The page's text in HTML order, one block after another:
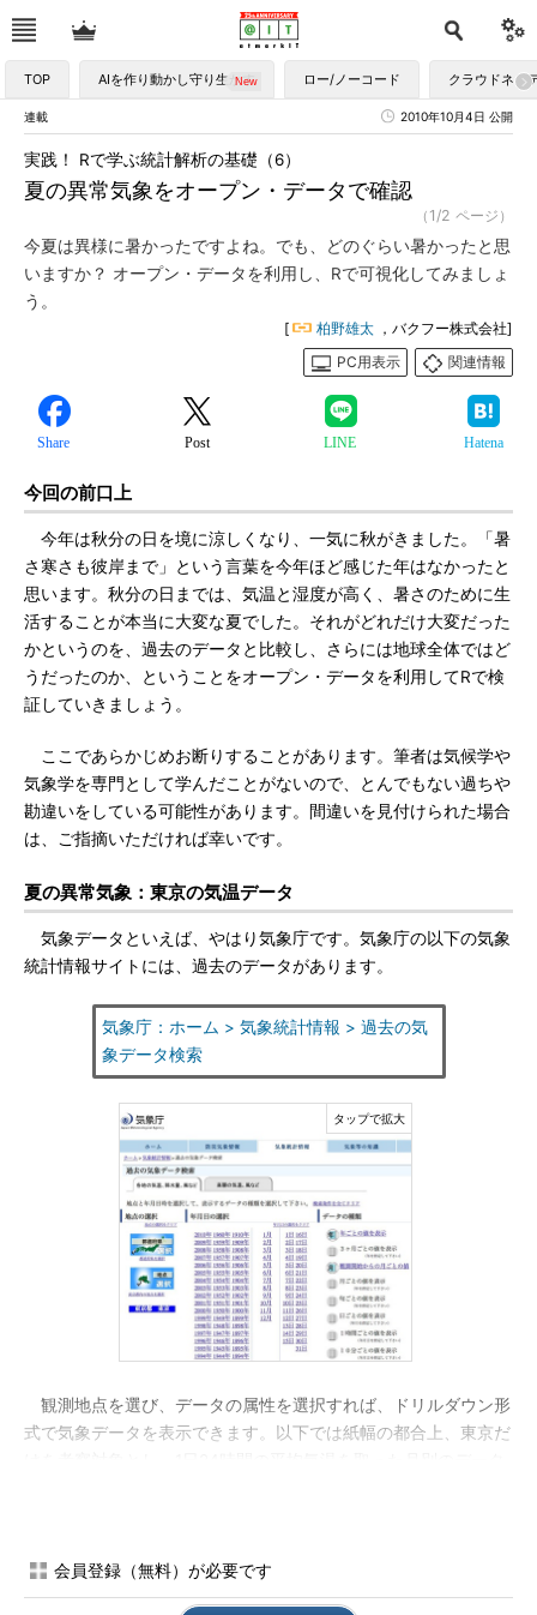
TOP AIを作り動かし守り生かす ロー/ノーコード クラウドネイ
連載 2010年10月4日 公開
夏の異常気象をオープン・データで確認
実践！ Rで学ぶ統計解析の基礎（6）
（1/2 ページ）
今夏は異様に暑かったですよね。でも、どのぐらい暑かったと思
いますか？ オープン・データを利用し、Rで可視化してみましょ
う。
[ 柏野雄太 ，バクフー株式会社]
PC用表示
関連情報
Share Post LINE Hatena
今回の前口上
今年は秋分の日を境に涼しくなり、一気に秋がきました。「暑
さ寒さも彼岸まで」という言葉を今年ほど感じた年はなかったと
思います。秋分の日までは、気温と湿度が高く、暑さのために生
活することが本当に大変な夏でした。それがどれだけ大変だった
かというのを、過去のデータと比較し、さらには地球全体ではど
うだったのか、ということをオープン・データを利用してRで検
証していきましょう。
ここであらかじめお断りすることがあります。筆者は気候学や
気象学を専門として学んだことがないので、とんでもない過ちや
勘違いをしている可能性があります。間違いを見付けられた場合
は、ご指摘いただければ幸いです。
夏の異常気象：東京の気温データ
気象データといえば、やはり気象庁です。気象庁の以下の気象
統計情報サイトには、過去のデータがあります。
気象庁：ホーム > 気象統計情報 > 過去の気
象データ検索
観測地点を選び、データの属性を選択すれば、ドリルダウン形
式で気象データを表示できます。以下では紙幅の都合上、東京だ
会員登録（無料）が必要です